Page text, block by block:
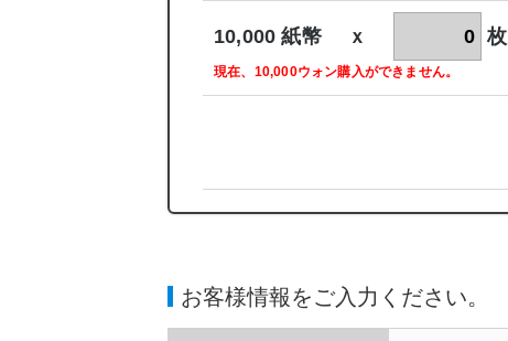
10,000 紙幣 ｘ 枚
現在、10,000ウォン購入ができません。
お客様情報をご入力ください。